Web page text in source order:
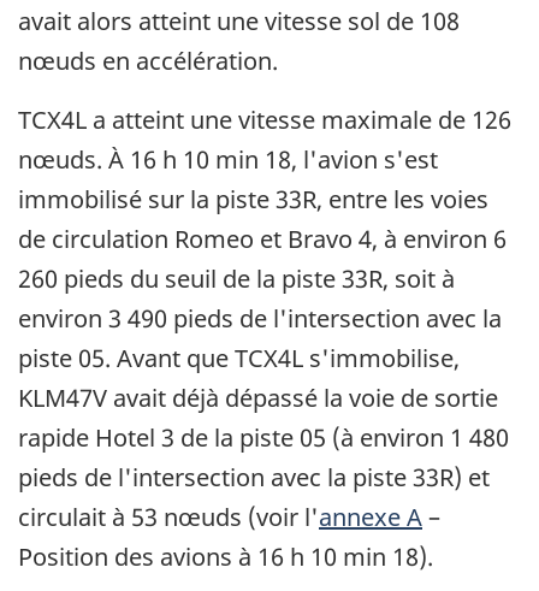
avait alors atteint une vitesse sol de 108
nœuds en accélération.
TCX4L a atteint une vitesse maximale de 126
nœuds. À 16 h 10 min 18, l'avion s'est
immobilisé sur la piste 33R, entre les voies
de circulation Romeo et Bravo 4, à environ 6
260 pieds du seuil de la piste 33R, soit à
environ 3 490 pieds de l'intersection avec la
piste 05. Avant que TCX4L s'immobilise,
KLM47V avait déjà dépassé la voie de sortie
rapide Hotel 3 de la piste 05 (à environ 1 480
pieds de l'intersection avec la piste 33R) et
circulait à 53 nœuds (voir l'annexe A–
Position des avions à 16 h 10 min 18).